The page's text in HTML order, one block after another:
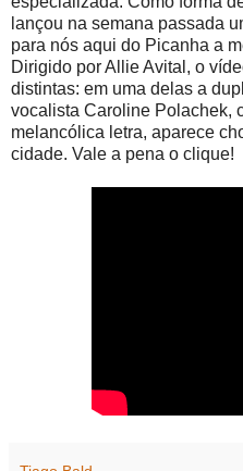
lançou na semana passada
para nós aqui do Picanha a
Dirigido por Allie Avital, o
distintas: em uma delas a
vocalista Caroline Polachek,
melancólica letra, aparece
cidade. Vale a pena o clique!